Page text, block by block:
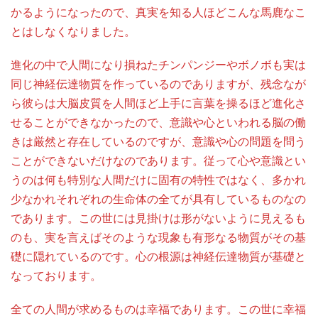
かるようになったので、真実を知る人ほどこんな馬鹿なこ
とはしなくなりました。
進化の中で人間になり損ねたチンパンジーやボノボも実は
同じ神経伝達物質を作っているのでありますが、残念なが
ら彼らは大脳皮質を人間ほど上手に言葉を操るほど進化さ
せることができなかったので、意識や心といわれる脳の働
きは厳然と存在しているのですが、意識や心の問題を問う
ことができないだけなのであります。従って心や意識とい
うのは何も特別な人間だけに固有の特性ではなく、多かれ
少なかれそれぞれの生命体の全てが具有しているものなの
であります。この世には見掛けは形がないように見えるも
のも、実を言えばそのような現象も有形なる物質がその基
礎に隠れているのです。心の根源は神経伝達物質が基礎と
なっております。
全ての人間が求めるものは幸福であります。この世に幸福